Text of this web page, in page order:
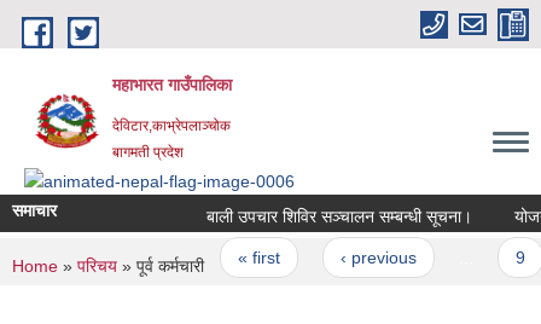
Skip to main content
महाभारत गाउँपालिका
देविटार,काभ्रेपलाञ्चोक
बागमती प्रदेश
समाचार बाली उपचार शिविर सञ्चालन सम्बन्धी सूचना।
Pages
« first ‹ previous
You are here
Home » परिचय » पूर्व कर्मचारी